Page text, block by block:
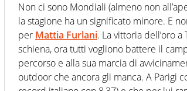
Non ci sono Mondiali (almeno non
la stagione ha un significato minore. E
per Mattia Furlani. La vittoria dell’oro
schiena, ora tutti vogliono battere il
percorso e alla sua marcia di
outdoor che ancora gli manca. A Parigi